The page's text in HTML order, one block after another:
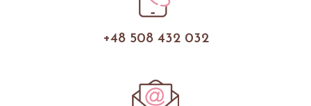
+48 508 432 032